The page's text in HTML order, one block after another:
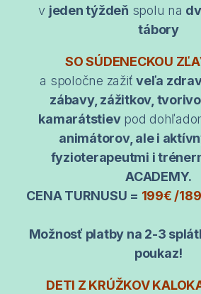
v jeden týždeň spolu na
tábory
SO SÚDENECKOU
a spoločne zažiť veľa
zábavy, zážitkov,
kamarátstievpod
animátorov, ale i
fyzioterapeutmi i
ACADEMY.
CENA TURNUSU = 199€ /
Možnosť platby na 2-3
poukaz!
DETI Z KRÚŽKOV